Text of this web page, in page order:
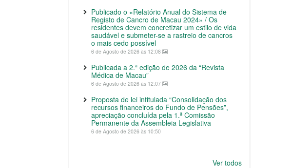
Publicado o «Relatório Anual do Sistema de
Registo de Cancro de Macau 2024» / Os
residentes devem concretizar um estilo de vida
saudável e submeter-se a rastreio de cancros
o mais cedo possível
6 de Agosto de 2026 às 12:08
Publicada a 2.ª edição de 2026 da “Revista
Médica de Macau”
6 de Agosto de 2026 às 12:07
Proposta de lei intitulada “Consolidação dos
recursos financeiros do Fundo de Pensões”,
apreciação concluída pela 1.ª Comissão
Permanente da Assembleia Legislativa
6 de Agosto de 2026 às 10:50
Ver todos